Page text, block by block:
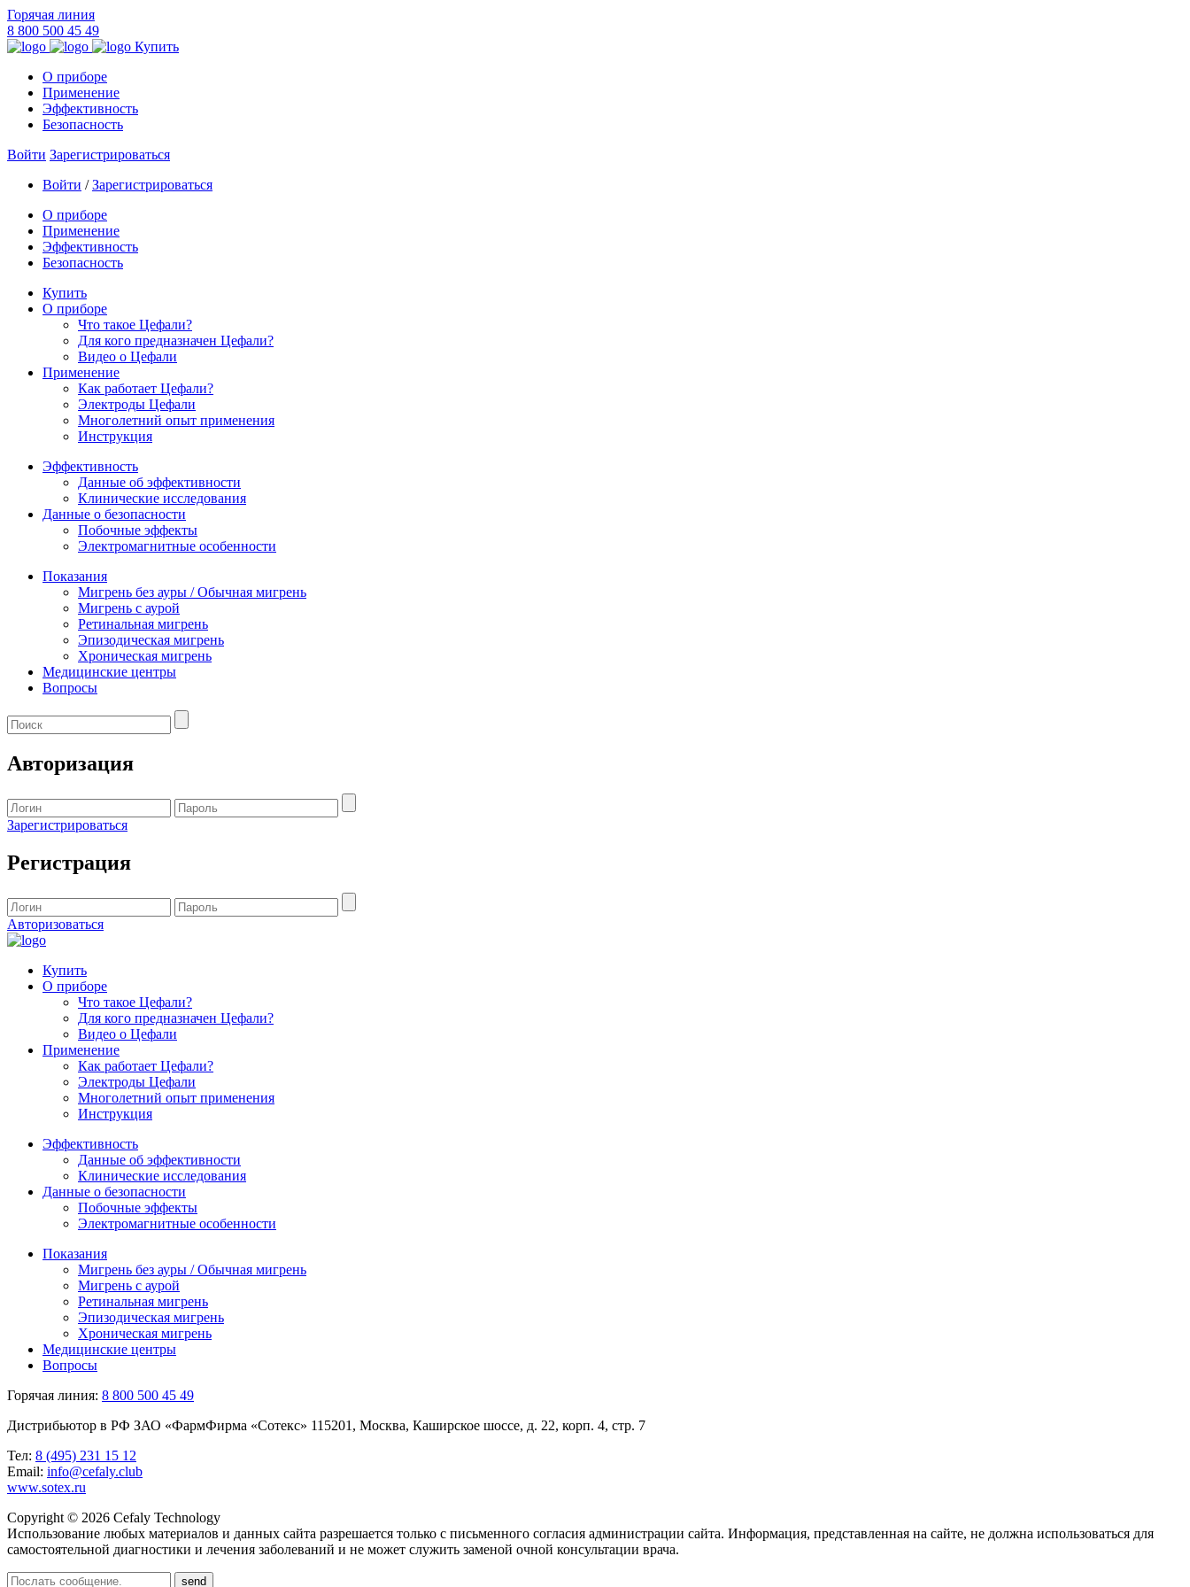
Горячая линия
8 800 500 45 49
Купить
О приборе
Применение
Эффективность
Безопасность
Войти Зарегистрироваться
Войти /Зарегистрироваться
О приборе
Применение
Эффективность
Безопасность
Купить
О приборе
Что такое Цефали?
Для кого предназначен Цефали?
Видео о Цефали
Применение
Как работает Цефали?
Электроды Цефали
Многолетний опыт применения
Инструкция
Эффективность
Данные об эффективности
Клинические исследования
Данные о безопасности
Побочные эффекты
Электромагнитные особенности
Показания
Мигрень без ауры / Обычная мигрень
Мигрень с аурой
Ретинальная мигрень
Эпизодическая мигрень
Хроническая мигрень
Медицинские центры
Вопросы
Авторизация
Зарегистрироваться
Регистрация
Авторизоваться
Купить
О приборе
Что такое Цефали?
Для кого предназначен Цефали?
Видео о Цефали
Применение
Как работает Цефали?
Электроды Цефали
Многолетний опыт применения
Инструкция
Эффективность
Данные об эффективности
Клинические исследования
Данные о безопасности
Побочные эффекты
Электромагнитные особенности
Показания
Мигрень без ауры / Обычная мигрень
Мигрень с аурой
Ретинальная мигрень
Эпизодическая мигрень
Хроническая мигрень
Медицинские центры
Вопросы
Горячая линия: 8 800 500 45 49
Дистрибьютор в РФ ЗАО «ФармФирма «Сотекс» 115201, Москва, Каширское шоссе, д. 22, корп. 4, стр. 7
Тел: 8 (495) 231 15 12
Email: info@cefaly.club
www.sotex.ru
Copyright © 2026 Cefaly Technology
Использование любых материалов и данных сайта разрешается только с письменного согласия администрации сайта. Информация, представленная на сайте, не должна использоваться для
самостоятельной диагностики и лечения заболеваний и не может служить заменой очной консультации врача.
send